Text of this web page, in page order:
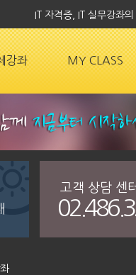
IT 자격증, IT 실무강좌
강좌 MY CLASS
고객 상담 센